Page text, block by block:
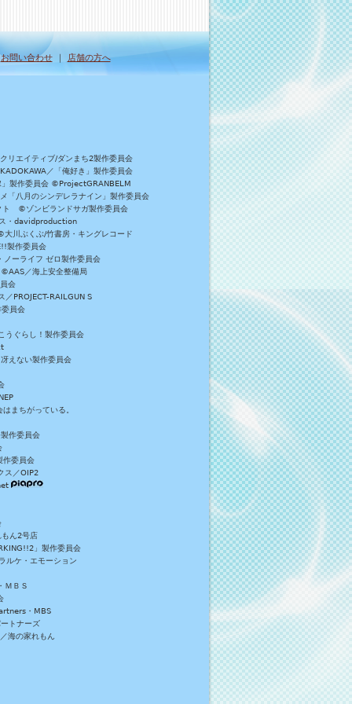
お問い合わせ｜ 店舗の方へ
エイティブ/ダンまち2製作委員会
／「俺好き」製作委員会
製作委員会 ©ProjectGRANBELM
八月のシンデレラナイン」製作委員会
ト ©ゾンビランドサガ製作委員会
・davidproduction
川ぶくぶ/竹書房・キングレコード
製作委員会
ーライフ ゼロ製作委員会
／海上安全整備局
会
PROJECT-RAILGUN S
員会
ぐらし！製作委員会
えない製作委員会
まちがっている。
作委員会
作委員会
ス／OIP2
ん2号店
」製作委員会
ルケ・エモーション
ＭＢＳ
・MBS
トナーズ
海の家れもん